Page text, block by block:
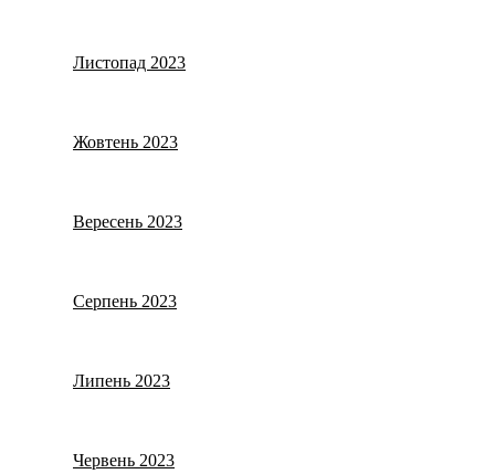
Листопад 2023
Жовтень 2023
Вересень 2023
Серпень 2023
Липень 2023
Червень 2023